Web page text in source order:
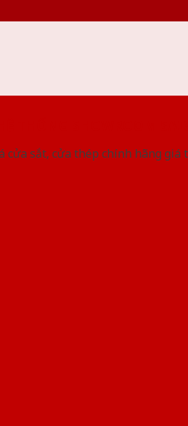
cửa sắt, cửa thép chính hãng giá